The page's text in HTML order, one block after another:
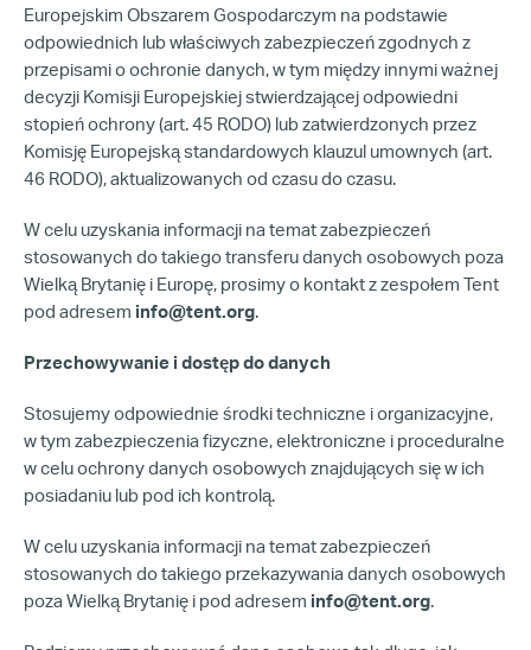
Europejskim Obszarem Gospodarczym na podstawie
odpowiednich lub właściwych zabezpieczeń zgodnych z
przepisami o ochronie danych, w tym między innymi ważnej
decyzji Komisji Europejskiej stwierdzającej odpowiedni
stopień ochrony (art. 45 RODO) lub zatwierdzonych przez
Komisję Europejską standardowych klauzul umownych (art.
46 RODO), aktualizowanych od czasu do czasu.
W celu uzyskania informacji na temat zabezpieczeń
stosowanych do takiego transferu danych osobowych poza
Wielką Brytanię i Europę, prosimy o kontakt z zespołem Tent
pod adresem info@tent.org.
Przechowywanie i dostęp do danych
Stosujemy odpowiednie środki techniczne i organizacyjne,
w tym zabezpieczenia fizyczne, elektroniczne i proceduralne
w celu ochrony danych osobowych znajdujących się w ich
posiadaniu lub pod ich kontrolą.
W celu uzyskania informacji na temat zabezpieczeń
stosowanych do takiego przekazywania danych osobowych
poza Wielką Brytanię i pod adresem info@tent.org.